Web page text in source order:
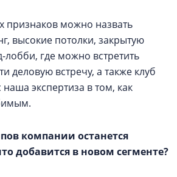
признаков можно назвать
высокие потолки, закрытую
лобби, где можно встретить
деловую встречу, а также клуб
экспертиза в том, как
компании останется
добавится в новом сегменте?